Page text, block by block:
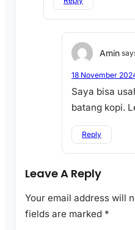
Amin
18 November
Saya bisa
batang kopi.
Reply
Leave A Reply
Your email address will
fields are marked *